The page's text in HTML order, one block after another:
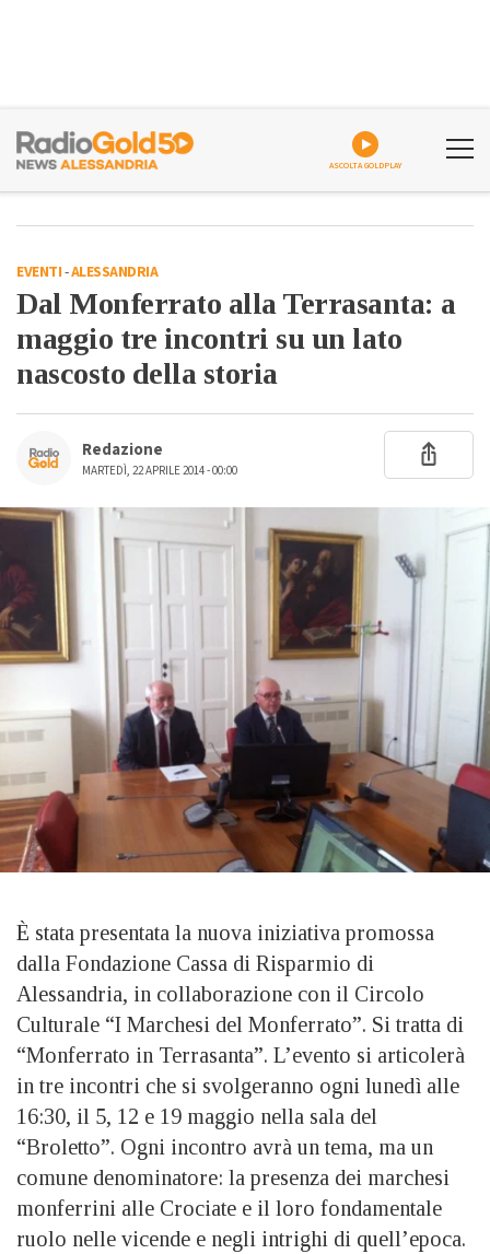
ASCOLTA GOLDPLAY
EVENTI-ALESSANDRIA
Dal Monferrato alla Terrasanta: a
maggio tre incontri su un lato
nascosto della storia
Redazione
MARTEDÌ, 22 APRILE 2014 - 00:00
È stata presentata la nuova iniziativa promossa
dalla Fondazione Cassa di Risparmio di
Alessandria, in collaborazione con il Circolo
Culturale “I Marchesi del Monferrato”. Si tratta di
“Monferrato in Terrasanta”. L’evento si articolerà
in tre incontri che si svolgeranno ogni lunedì alle
16:30, il 5, 12 e 19 maggio nella sala del
“Broletto”. Ogni incontro avrà un tema, ma un
comune denominatore: la presenza dei marchesi
monferrini alle Crociate e il loro fondamentale
ruolo nelle vicende e negli intrighi di quell’epoca.